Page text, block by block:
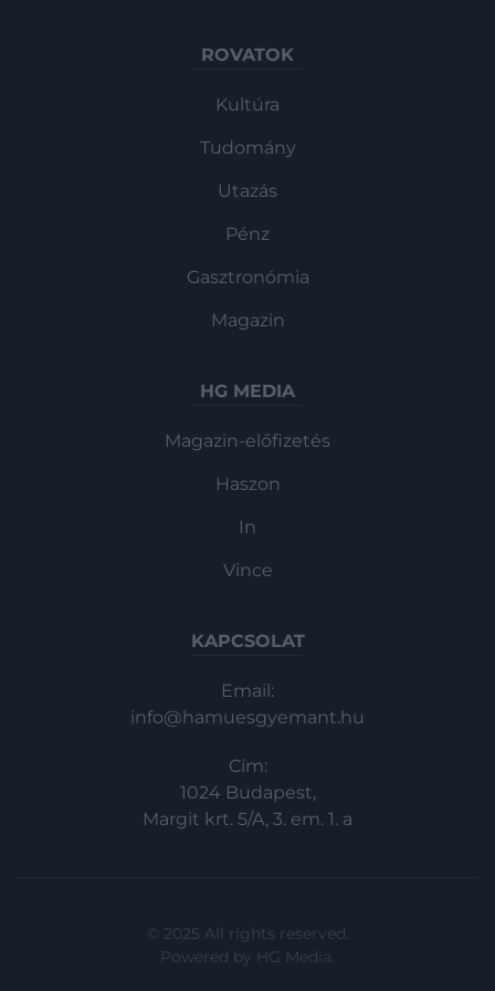
ROVATOK
Kultúra
Tudomány
Utazás
Pénz
Gasztronómia
Magazin
HG MEDIA
Magazin-előfizetés
Haszon
In
Vince
KAPCSOLAT
Email:
info@hamuesgyemant.hu
Cím:
1024 Budapest,
Margit krt. 5/A, 3. em. 1. a
© 2025 All rights reserved.
Powered by HG Media.